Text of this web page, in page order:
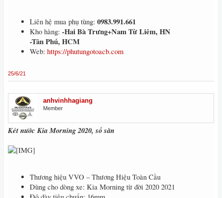
Liên hệ mua phụ tùng: 0983.991.661
Kho hàng: -Hai Bà Trưng+Nam Từ Liêm, HN
-Tân Phú, HCM
Web: https://phutungotoacb.com
25/6/21
anhvinhhagiang
Member
Két nước Kia Morning 2020, số sàn
Thương hiệu VVO – Thương Hiệu Toàn Cầu
Dùng cho dòng xe: Kia Morning từ đời 2020 2021